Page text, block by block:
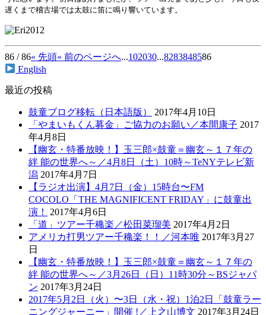
遅くまで稽古場では太鼓に笛に鳴り響いています。
86 / 86« 先頭« 前のページへ...102030...8283848586
English
最近の投稿
鼓童ブログ移転（日本語版）
2017年4月10日
「やまいもくん募金」ご協力のお願い／本間康子 2017
年4月8日
【幽玄・特番放映！】玉三郎×鼓童＝幽玄～１７年の
絆 能の世界へ～／4月8日（土）10時～TeNYテレビ新
潟 2017年4月7日
【ラジオ出演】4月7日（金）15時台〜FM
COCOLO「THE MAGNIFICENT FRIDAY」に鼓童出
演！
2017年4月6日
「道」ツアー千穐楽／松田菜瑠美 2017年4月2日
アメリカ打男ツアー千穐楽！！／河本唯 2017年3月27
日
【幽玄・特番放映！】玉三郎×鼓童＝幽玄～１７年の
絆 能の世界へ～／3月26日（日）11時30分～BSジャパ
ン 2017年3月24日
2017年5月2日（火）〜3日（水・祝）1泊2日「鼓童ラー
ニングジャーニー」開催 !／上之山博文 2017年3月24日